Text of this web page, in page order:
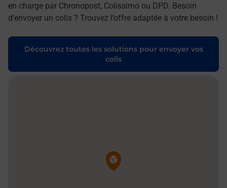
en charge par Chronopost, Colissimo ou DPD. Besoin
d’envoyer un colis ? Trouvez l’offre adaptée à votre besoin !
Découvrez toutes les solutions pour envoyer vos
colis
Pin de la carte